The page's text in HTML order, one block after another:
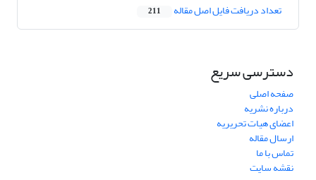
تعداد دریافت فایل اصل مقاله 211
دسترسی سریع
صفحه اصلی
درباره نشریه
اعضای هیات تحریریه
ارسال مقاله
تماس با ما
نقشه سایت